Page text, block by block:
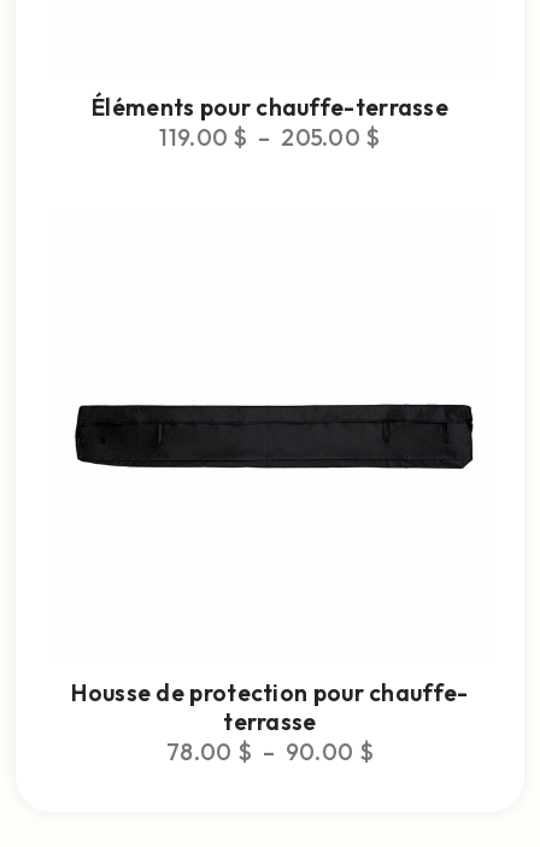
Éléments pour chauffe-terrasse
119.00 $ – 205.00 $
Housse de protection pour chauffe-
terrasse
78.00 $ – 90.00 $